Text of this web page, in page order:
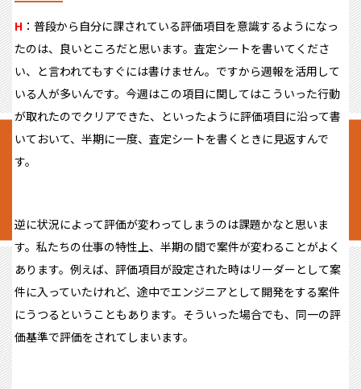
H：普段から自分に課されている評価項目を意識するようになっ
たのは、良いところだと思います。査定シートを書いてくださ
い、と言われてもすぐには書けません。ですから週報を活用して
いる人が多いんです。今週はこの項目に関してはこういった行動
が取れたのでクリアできた、といったように評価項目に沿って書
いておいて、半期に一度、査定シートを書くときに見返すんで
す。
逆に状況によって評価が変わってしまうのは課題かなと思いま
す。私たちの仕事の特性上、半期の間で案件が変わることがよく
あります。例えば、評価項目が設定された時はリーダーとして案
件に入っていたけれど、途中でエンジニアとして開発をする案件
にうつるということもあります。そういった場合でも、同一の評
価基準で評価をされてしまいます。